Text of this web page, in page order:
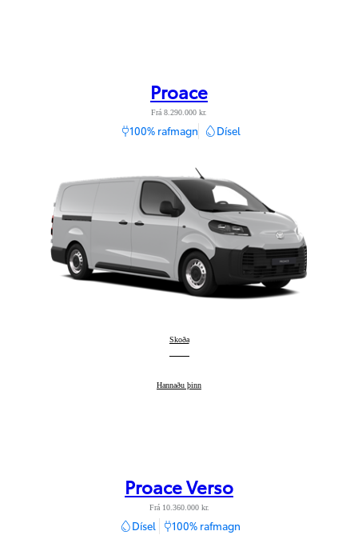
Proace
Frá 8.290.000 kr.
100% rafmagn Dísel
Proace
Skoða
Proace:
Hannaðu þinn
Proace Verso
Frá 10.360.000 kr.
Dísel 100% rafmagn